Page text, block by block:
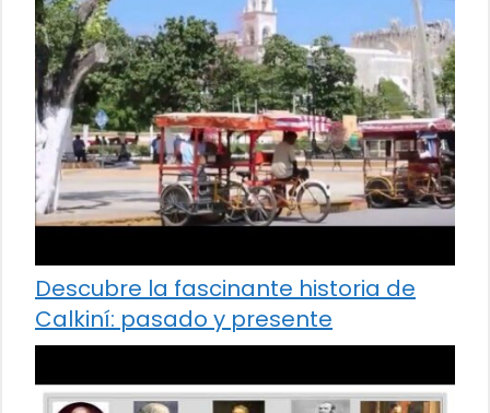
Descubre la fascinante historia de
Calkiní: pasado y presente